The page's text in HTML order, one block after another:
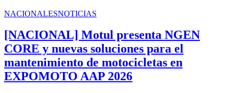
MOTOS HONDA PERÚ
MOTOS HERO PERÚ
NACIONALESNOTICIAS
[NACIONAL] Motul presenta NGEN
CORE y nuevas soluciones para el
mantenimiento de motocicletas en
EXPOMOTO AAP 2026